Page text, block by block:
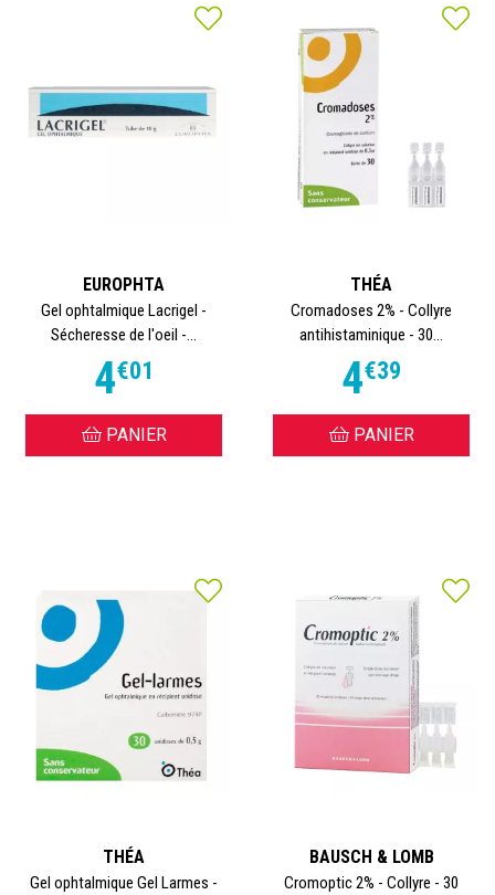
EUROPHTA
Gel ophtalmique Lacrigel -
Sécheresse de l'oeil -...
4€01
PANIER
THÉA
Cromadoses 2% - Collyre
antihistaminique - 30...
4€39
PANIER
THÉA
Gel ophtalmique Gel Larmes -
BAUSCH & LOMB
Cromoptic 2% - Collyre - 30